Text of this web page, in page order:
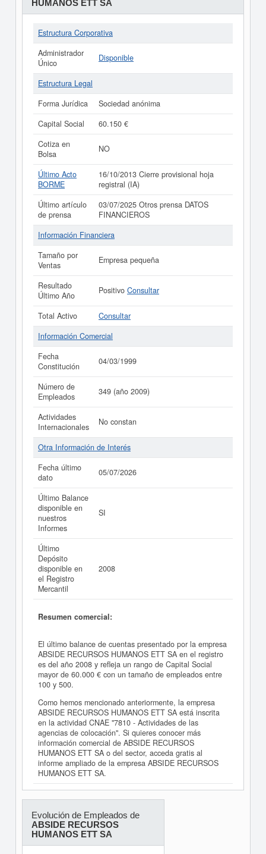
HUMANOS ETT SA
Estructura Corporativa
Administrador
Único
Disponible
Estructura Legal
Forma Jurídica
Sociedad anónima
Capital Social
60.150 €
Cotiza en
Bolsa
NO
Último Acto
BORME
16/10/2013 Cierre provisional hoja
registral (IA)
Último artículo
de prensa
03/07/2025 Otros prensa DATOS
FINANCIEROS
Información Financiera
Tamaño por
Ventas
Empresa pequeña
Resultado
Último Año
Positivo Consultar
Total Activo
Consultar
Información Comercial
Fecha
Constitución
04/03/1999
Número de
Empleados
349 (año 2009)
Actividades
Internacionales
No constan
Otra Información de Interés
Fecha último
dato
05/07/2026
Último Balance
disponible en
nuestros
Informes
SI
Último
Depósito
disponible en
el Registro
Mercantil
2008
Resumen comercial:
El último balance de cuentas presentado por la empresa
ABSIDE RECURSOS HUMANOS ETT SA en el registro
es del año 2008 y refleja un rango de Capital Social
mayor de 60.000 € con un tamaño de empleados entre
100 y 500.
Como hemos mencionado anteriormente, la empresa
ABSIDE RECURSOS HUMANOS ETT SA está inscrita
en la actividad CNAE "7810 - Actividades de las
agencias de colocación". Si quieres conocer más
información comercial de ABSIDE RECURSOS
HUMANOS ETT SA o del sector, acceda gratis al
informe ampliado de la empresa ABSIDE RECURSOS
HUMANOS ETT SA.
Evolución de Empleados de
ABSIDE RECURSOS
HUMANOS ETT SA